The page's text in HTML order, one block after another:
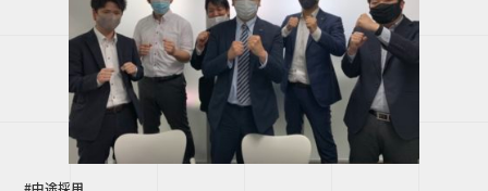
#中途採用